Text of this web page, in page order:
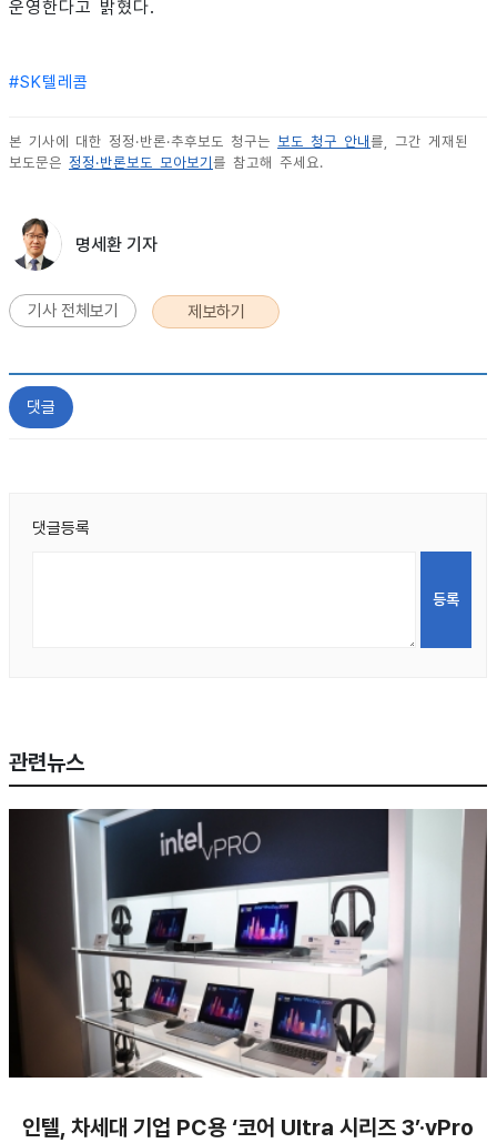
운영한다고 밝혔다.
#SK텔레콤
본 기사에 대한 정정·반론·추후보도 청구는 보도 청구 안내 를, 그간 게재된
보도문은 정정·반론보도 모아보기 를 참고해 주세요.
명세환 기자
기사 전체보기 제보하기
댓글
댓글등록
관련뉴스
인텔, 차세대 기업 PC용 ‘코어 Ultra 시리즈 3’·vPro